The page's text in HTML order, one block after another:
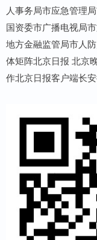
人事务局市应急管理
国资委市广播电视局
地方金融监管局市人
体矩阵北京日报 北京
作北京日报客户端长